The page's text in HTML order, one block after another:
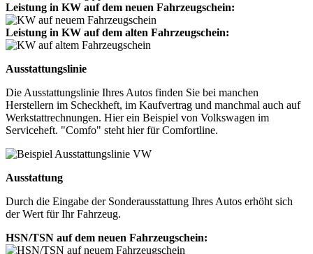
Leistung in KW auf dem neuen Fahrzeugschein:
Leistung in KW auf dem alten Fahrzeugschein:
Ausstattungslinie
Die Ausstattungslinie Ihres Autos finden Sie bei manchen
Herstellern im Scheckheft, im Kaufvertrag und manchmal auch auf
Werkstattrechnungen. Hier ein Beispiel von Volkswagen im
Serviceheft. "Comfo" steht hier für Comfortline.
Ausstattung
Durch die Eingabe der Sonderausstattung Ihres Autos erhöht sich
der Wert für Ihr Fahrzeug.
HSN/TSN auf dem neuen Fahrzeugschein: